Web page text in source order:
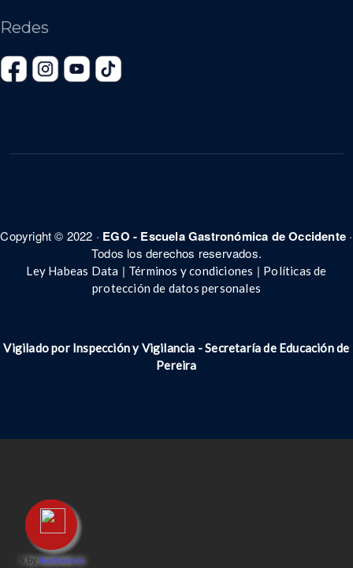
Redes
Copyright © 2022 · EGO - Escuela Gastronómica de Occidente ·
Todos los derechos reservados.
Ley Habeas Data | Términos y condiciones | Políticas de
protección de datos personales
Vigilado por Inspección y Vigilancia - Secretaría de Educación de
Pereira